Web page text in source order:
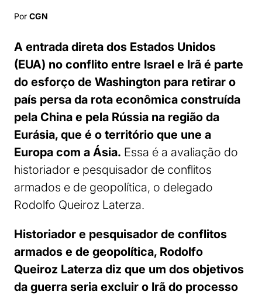
Por CGN
A entrada direta dos Estados Unidos
(EUA) no conflito entre Israel e Irã é parte
do esforço de Washington para retirar o
país persa da rota econômica construída
pela China e pela Rússia na região da
Eurásia, que é o território que une a
Europa com a Ásia. Essa é a avaliação do
historiador e pesquisador de conflitos
armados e de geopolítica, o delegado
Rodolfo Queiroz Laterza.
Historiador e pesquisador de conflitos
armados e de geopolítica, Rodolfo
Queiroz Laterza diz que um dos objetivos
da guerra seria excluir o Irã do processo